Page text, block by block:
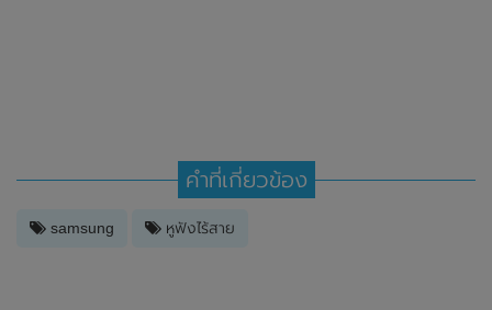
คำที่เกี่ยวข้อง
samsung หูฟังไร้สาย